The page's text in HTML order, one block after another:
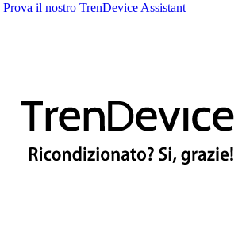
il nostro TrenDevice Assistant